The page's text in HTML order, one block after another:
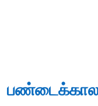
பண்டைக்கால